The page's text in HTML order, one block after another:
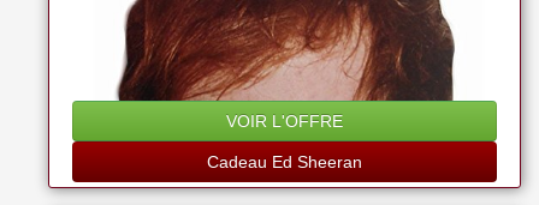
VOIR L'OFFRE
Cadeau Ed Sheeran